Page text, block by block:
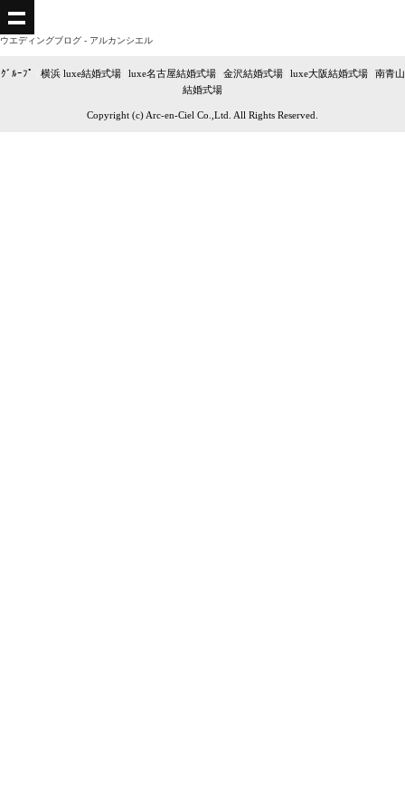
ウエディングブログ - アルカンシエル
ｸﾞﾙｰﾌﾟ 横浜 luxe結婚式場| luxe名古屋結婚式場 金沢結婚式場| luxe大阪結婚式場| 南青山
結婚式場
Copyright (c) Arc-en-Ciel Co.,Ltd. All Rights Reserved.